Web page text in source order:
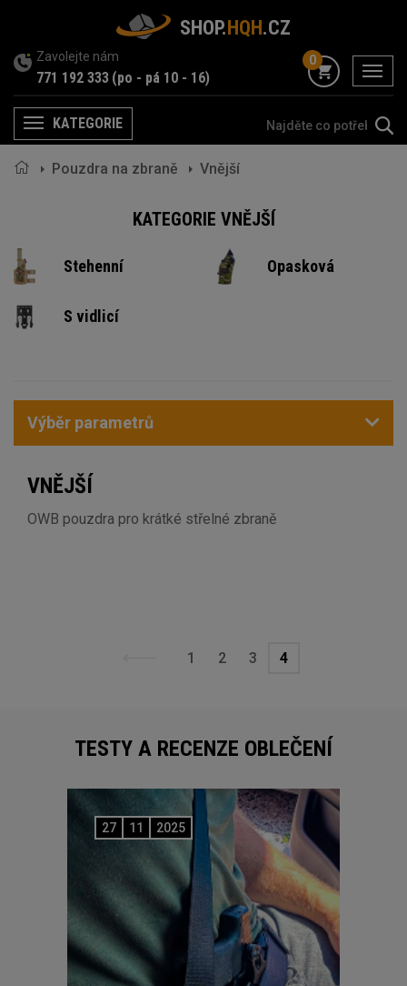
SHOP.HQH.CZ
Zavolejte nám
771 192 333 (po - pá 10 - 16) menu
0
MenuKATEGORIE
Pouzdra na zbraně Vnější
KATEGORIE VNĚJŠÍ
Stehenní Opasková
S vidlicí
Výběr parametrů
VNĚJŠÍ
OWB pouzdra pro krátké střelné zbraně
1 2 3 4
TESTY A RECENZE OBLEČENÍ
27 11 2025